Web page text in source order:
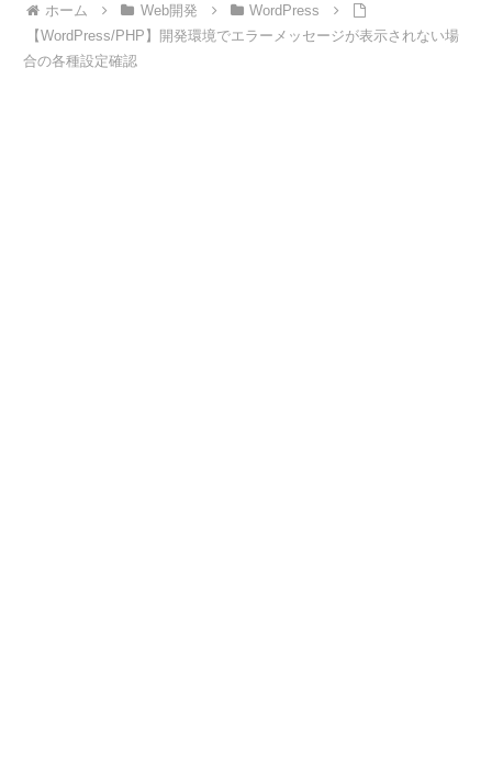
ホーム Web開発
WordPress
【WordPress/PHP】開発環境でエラーメッセージが表示されない場
合の各種設定確認